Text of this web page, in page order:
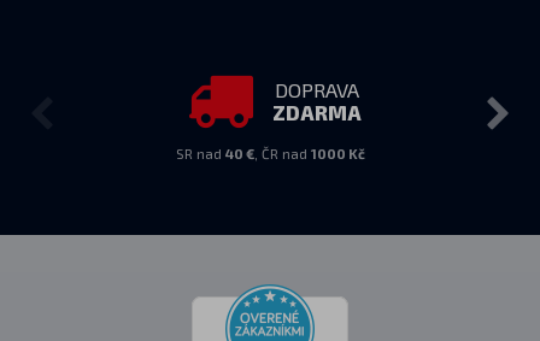
DOPRAVA
ZDARMA
SR nad 40 €, ČR nad 1000 Kč